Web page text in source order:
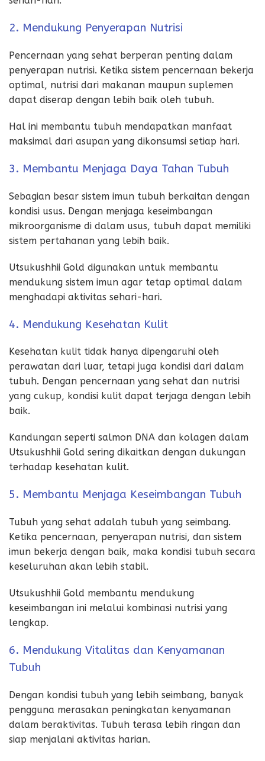
2. Mendukung Penyerapan Nutrisi
Pencernaan yang sehat berperan penting dalam
penyerapan nutrisi. Ketika sistem pencernaan bekerja
optimal, nutrisi dari makanan maupun suplemen
dapat diserap dengan lebih baik oleh tubuh.
Hal ini membantu tubuh mendapatkan manfaat
maksimal dari asupan yang dikonsumsi setiap hari.
3. Membantu Menjaga Daya Tahan Tubuh
Sebagian besar sistem imun tubuh berkaitan dengan
kondisi usus. Dengan menjaga keseimbangan
mikroorganisme di dalam usus, tubuh dapat memiliki
sistem pertahanan yang lebih baik.
Utsukushhii Gold digunakan untuk membantu
mendukung sistem imun agar tetap optimal dalam
menghadapi aktivitas sehari-hari.
4. Mendukung Kesehatan Kulit
Kesehatan kulit tidak hanya dipengaruhi oleh
perawatan dari luar, tetapi juga kondisi dari dalam
tubuh. Dengan pencernaan yang sehat dan nutrisi
yang cukup, kondisi kulit dapat terjaga dengan lebih
baik.
Kandungan seperti salmon DNA dan kolagen dalam
Utsukushhii Gold sering dikaitkan dengan dukungan
terhadap kesehatan kulit.
5. Membantu Menjaga Keseimbangan Tubuh
Tubuh yang sehat adalah tubuh yang seimbang.
Ketika pencernaan, penyerapan nutrisi, dan sistem
imun bekerja dengan baik, maka kondisi tubuh secara
keseluruhan akan lebih stabil.
Utsukushhii Gold membantu mendukung
keseimbangan ini melalui kombinasi nutrisi yang
lengkap.
6. Mendukung Vitalitas dan Kenyamanan
Tubuh
Dengan kondisi tubuh yang lebih seimbang, banyak
pengguna merasakan peningkatan kenyamanan
dalam beraktivitas. Tubuh terasa lebih ringan dan
siap menjalani aktivitas harian.